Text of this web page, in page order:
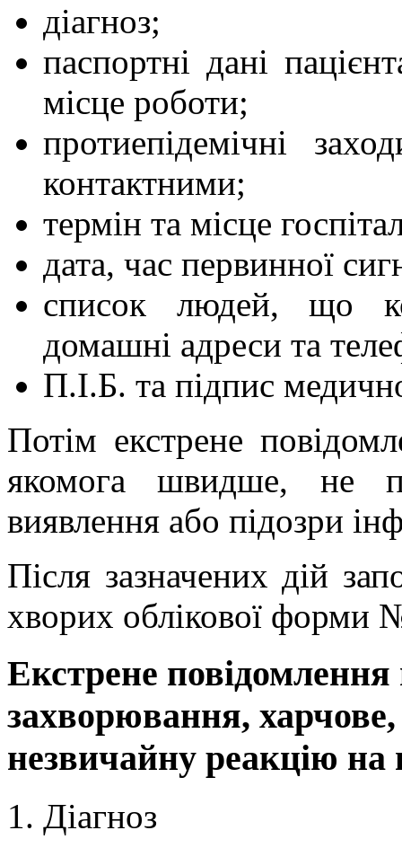
діагноз;
паспортні дані
місце роботи;
протиепідемічні
контактними;
термін та місце
дата, час первинної
список людей, що
домашні адреси та
П.І.Б. та підпис
Потім екстрене
якомога швидше, не
виявлення або підозри
Після зазначених дій
хворих облікової форми
Екстрене повідомлення
захворювання,
незвичайну реакцію
1. Діагноз